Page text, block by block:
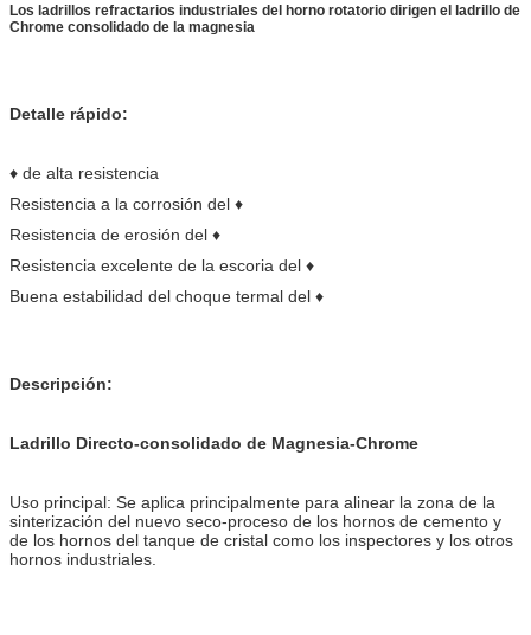
Los ladrillos refractarios industriales del horno rotatorio dirigen el ladrillo de
Chrome consolidado de la magnesia
Detalle rápido:
♦ de alta resistencia
Resistencia a la corrosión del ♦
Resistencia de erosión del ♦
Resistencia excelente de la escoria del ♦
Buena estabilidad del choque termal del ♦
Descripción:
Ladrillo Directo-consolidado de Magnesia-Chrome
Uso principal: Se aplica principalmente para alinear la zona de la
sinterización del nuevo seco-proceso de los hornos de cemento y
de los hornos del tanque de cristal como los inspectores y los otros
hornos industriales.